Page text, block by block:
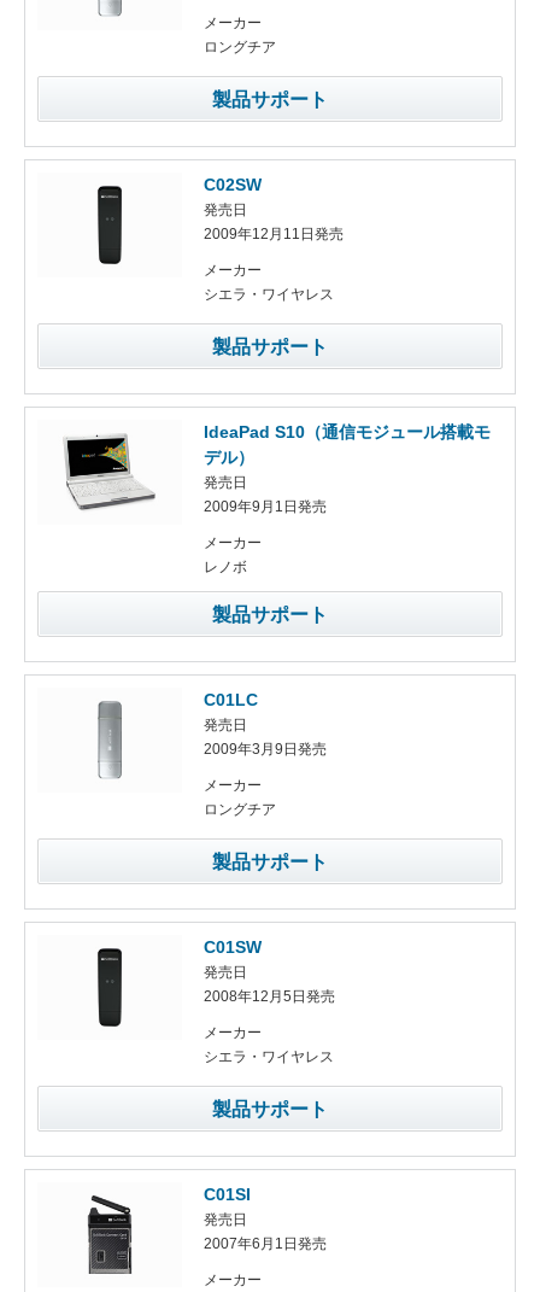
メーカー
ロングチア
製品サポート
C02SW
発売日
2009年12月11日発売
メーカー
シエラ・ワイヤレス
製品サポート
IdeaPad S10（通信モジュール搭載モ
デル）
発売日
2009年9月1日発売
メーカー
レノボ
製品サポート
C01LC
発売日
2009年3月9日発売
メーカー
ロングチア
製品サポート
C01SW
発売日
2008年12月5日発売
メーカー
シエラ・ワイヤレス
製品サポート
C01SI
発売日
2007年6月1日発売
メーカー